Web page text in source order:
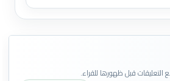
التعليقات قبل ظهورها للقراء.